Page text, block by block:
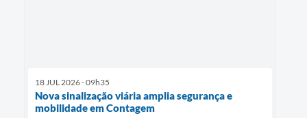
18 JUL 2026 - 09h35
Nova sinalização viária amplia segurança e
mobilidade em Contagem